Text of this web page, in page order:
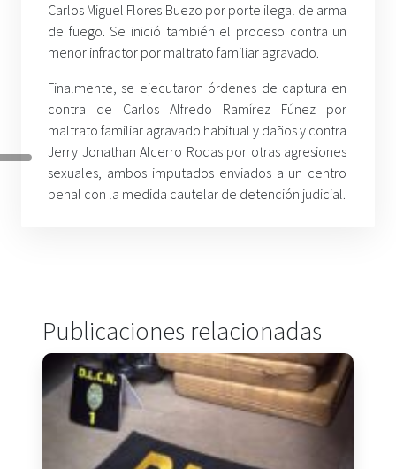
Carlos Miguel Flores Buezo por porte ilegal de arma
de fuego. Se inició también el proceso contra un
menor infractor por maltrato familiar agravado.
Finalmente, se ejecutaron órdenes de captura en
contra de Carlos Alfredo Ramírez Fúnez por
maltrato familiar agravado habitual y daños y contra
Jerry Jonathan Alcerro Rodas por otras agresiones
sexuales, ambos imputados enviados a un centro
penal con la medida cautelar de detención judicial.
Publicaciones relacionadas